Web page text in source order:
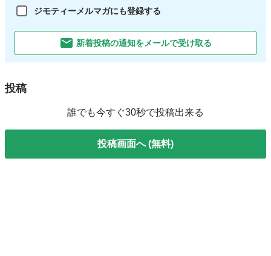
ジモティーメルマガにも登録する
新着投稿の通知をメールで受け取る
投稿
誰でも今すぐ30秒で投稿出来る
投稿画面へ (無料)